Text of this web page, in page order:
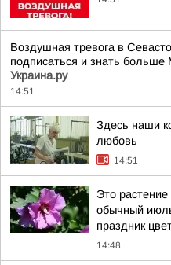
Воздушная тревога в
подписаться и знать
Украина.ру
14:51
Здесь наши
любовь
14:51
Это
обычный
праздник
14:48